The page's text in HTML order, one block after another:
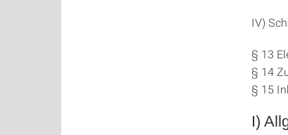
IV)
§ 13
§ 14
§ 15
I)